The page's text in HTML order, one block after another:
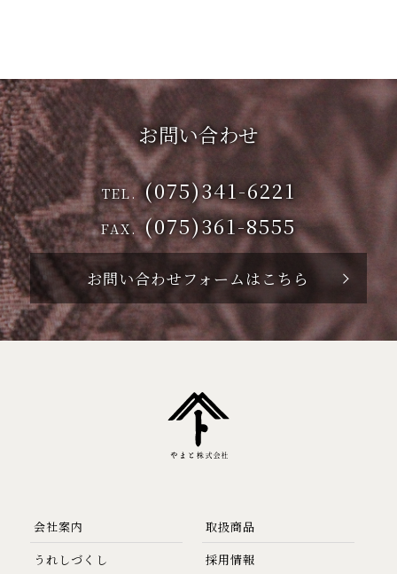
お問い合わせ
TEL. (075)341-6221
FAX.(075)361-8555
お問い合わせフォームはこちら
会社案内
取扱商品
うれしづくし
採用情報